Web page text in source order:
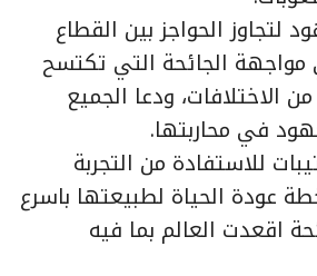
لتجاوز الحواجز بين القطاع
الجائحة التي تكتسح
الاختلافات، ودعا الجميع
في محاربتها.
للاستفادة من التجربة
عودة الحياة لطبيعتها باسرع
اقعدت العالم بما فيه